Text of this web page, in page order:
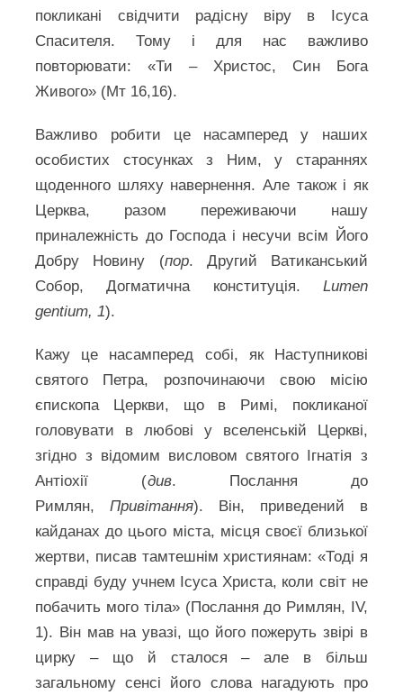
покликані свідчити радісну віру в Ісуса
Спасителя. Тому і для нас важливо
повторювати: «Ти – Христос, Син Бога
Живого» (Мт 16,16).
Важливо робити це насамперед у наших
особистих стосунках з Ним, у стараннях
щоденного шляху навернення. Але також і як
Церква, разом переживаючи нашу
приналежність до Господа і несучи всім Його
Добру Новину (пор. Другий Ватиканський
Собор, Догматична конституція. Lumen
gentium, 1).
Кажу це насамперед собі, як Наступникові
святого Петра, розпочинаючи свою місію
єпископа Церкви, що в Римі, покликаної
головувати в любові у вселенській Церкві,
згідно з відомим висловом святого Ігнатія з
Антіохії (див. Послання до
Римлян,Привітання). Він, приведений в
кайданах до цього міста, місця своєї близької
жертви, писав тамтешнім християнам: «Тоді я
справді буду учнем Ісуса Христа, коли світ не
побачить мого тіла» (Послання до Римлян, IV,
1). Він мав на увазі, що його пожеруть звірі в
цирку – що й сталося – але в більш
загальному сенсі його слова нагадують про